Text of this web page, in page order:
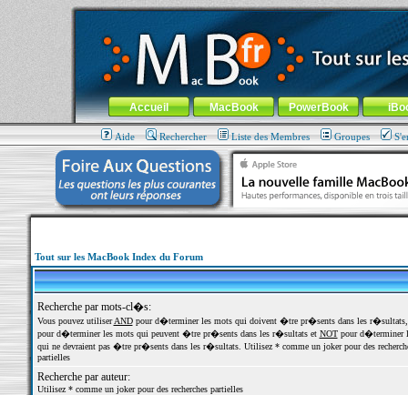
MacBook-fr.com : 100% Apple... 100% nomade !
Aller au contenu-Aller au menu général-Aller au menu de
Menu général
Accueil MacBook PowerBook
Aide Rechercher Liste des Membres Groupes
Tout sur les MacBook Index du Forum
Recherche par mots-cl�s:
Vous pouvez utiliserANDpour d�terminer les mots qui doivent �tre pr�sents dans les
pour d�terminer les mots qui peuvent �tre pr�sents dans les r�sultats et NOTpour d�terminer
qui ne devraient pas �tre pr�sents dans les r�sultats. Utilisez * comme un joker pour des
partielles
Recherche par auteur:
Utilisez * comme un joker pour des recherches partielles